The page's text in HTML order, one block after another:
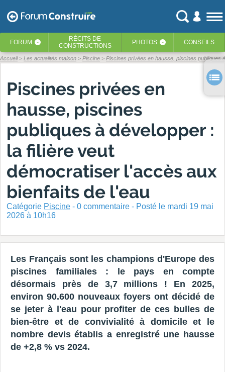
FORUM ‹ RÉCITS DE
CONSTRUCTIONS
PHOTOS ‹ CONSEILS
Accueil Les actualités maison Piscine Piscines privées en hausse, piscines publiques
Piscines privées en
hausse, piscines
publiques à développer :
la filière veut
démocratiser l'accès aux
bienfaits de l'eau
Catégorie Piscine - 0 commentaire - Posté le mardi 19 mai
2026 à 10h16
Les Français sont les champions d'Europe des
piscines familiales : le pays en compte
désormais près de 3,7 millions ! En 2025,
environ 90.600 nouveaux foyers ont décidé de
se jeter à l'eau pour profiter de ces bulles de
bien-être et de convivialité à domicile et le
nombre devis établis a enregistré une hausse
de +2,8 % vs 2024.